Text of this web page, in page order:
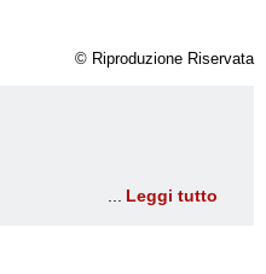
© Riproduzione Riservata
Leggi tutto